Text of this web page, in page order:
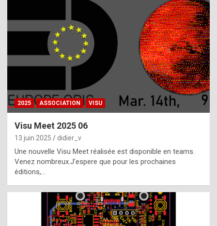
h
a
t
t
e
b
e
2025 ASSOCIATION VISU
Visu Meet 2025 06
13 juin 2025 didier_v
Une nouvelle Visu Meet réalisée est disponible en teams.
Venez nombreux.J’espere que pour les prochaines
éditions,…